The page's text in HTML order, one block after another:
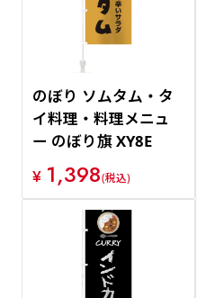
のぼり ソムタム・タ
イ料理・料理メニュ
ー のぼり旗 XY8E
¥ 1,398(税込)